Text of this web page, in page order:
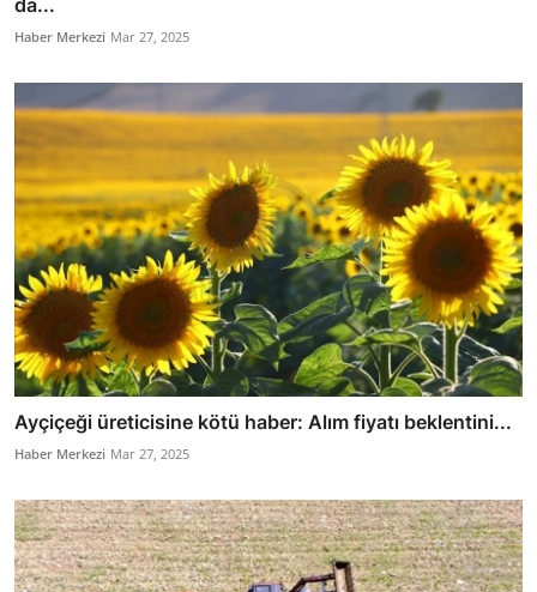
Haber Merkezi Mar 27, 2025
Ayçiçeği üreticisine kötü haber: Alım fiyatı beklentini...
Haber Merkezi Mar 27, 2025